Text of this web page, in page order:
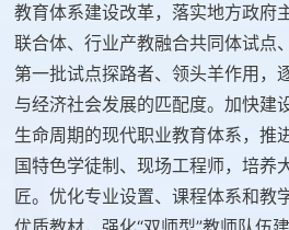
教育体系建设改革，落实地方政府
联合体、行业产教融合共同体试点
第一批试点探路者、领头羊作用，
与经济社会发展的匹配度。加快建
生命周期的现代职业教育体系，推
国特色学徒制、现场工程师，培养
匠。优化专业设置、课程体系和教